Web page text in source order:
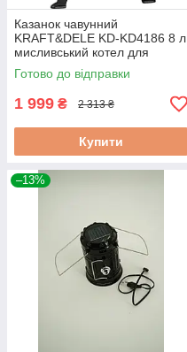
Казанок чавунний
KRAFT&DELE KD-KD4186 8 л
мисливський котел для
приготування страв на
природі дачі та в кемпінгу
Готово до відправки
1 999 ₴ 2 313 ₴
Купити
–13%